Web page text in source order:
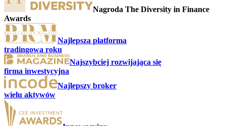
Nagroda The Diversity in Finance
Awards
Najlepsza platforma
tradingowa roku
Najszybciej rozwijająca się
firma inwestycyjna
Najlepszy broker
wielu aktywów